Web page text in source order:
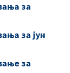
за
за јун
за